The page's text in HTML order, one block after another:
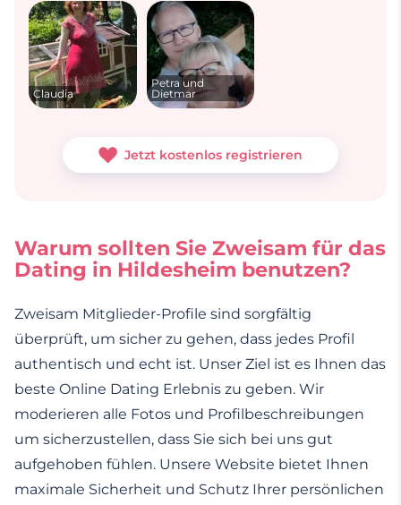
Claudia
Petra und
Dietmar
Jetzt kostenlos registrieren
Warum sollten Sie Zweisam für das
Dating in Hildesheim benutzen?
Zweisam Mitglieder-Profile sind sorgfältig
überprüft, um sicher zu gehen, dass jedes Profil
authentisch und echt ist. Unser Ziel ist es Ihnen das
beste Online Dating Erlebnis zu geben. Wir
moderieren alle Fotos und Profilbeschreibungen
um sicherzustellen, dass Sie sich bei uns gut
aufgehoben fühlen. Unsere Website bietet Ihnen
maximale Sicherheit und Schutz Ihrer persönlichen